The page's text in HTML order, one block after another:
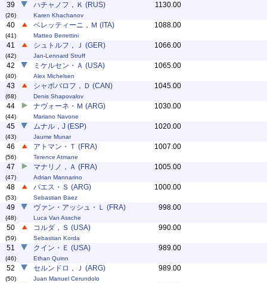
39
(26)
ハチャノフ，Ｋ (RUS)
Karen Khachanov
1130.00
40
(41)
ベレッティーニ，Ｍ (ITA)
Matteo Berrettini
1088.00
41
(42)
シュトルフ，Ｊ (GER)
Jan-Lennard Struff
1066.00
42
(40)
ミケルセン・Ａ (USA)
Alex Michelsen
1065.00
43
(68)
シャポバロフ，Ｄ (CAN)
Denis Shapovalov
1045.00
44
(44)
ナヴォーネ・Ｍ (ARG)
Mariano Navone
1030.00
45
(43)
ムナル，J (ESP)
Jaume Munar
1020.00
46
(56)
アトマン・Ｔ (FRA)
Terence Atmane
1007.00
47
(47)
マナリノ，Ａ (FRA)
Adrian Mannarino
1005.00
48
(53)
バエス・Ｓ (ARG)
Sebastian Baez
1000.00
49
(48)
ヴァン・アッシュ・Ｌ (FRA)
Luca Van Assche
998.00
50
(59)
コルダ，Ｓ (USA)
Sebastian Korda
990.00
51
(46)
クイン・Ｅ (USA)
Ethan Quinn
989.00
52
(50)
セルンドロ，Ｊ (ARG)
Juan Manuel Cerundolo
989.00